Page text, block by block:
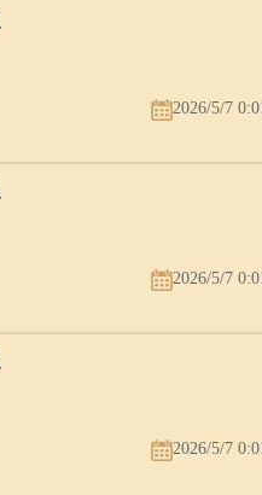
2026/5/7
2026/5/7
2026/5/7